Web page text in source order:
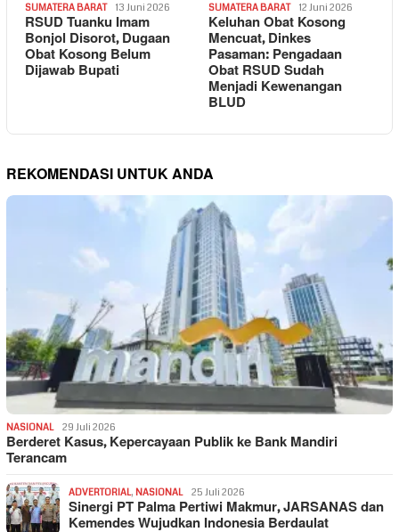
SUMATERA BARAT 13 Juni 2026
RSUD Tuanku Imam
Bonjol Disorot, Dugaan
Obat Kosong Belum
Dijawab Bupati
SUMATERA BARAT 12 Juni 2026
Keluhan Obat Kosong
Mencuat, Dinkes
Pasaman: Pengadaan
Obat RSUD Sudah
Menjadi Kewenangan
BLUD
REKOMENDASI UNTUK ANDA
NASIONAL 29 Juli 2026
Berderet Kasus, Kepercayaan Publik ke Bank Mandiri
Terancam
ADVERTORIAL, NASIONAL 25 Juli 2026
Sinergi PT Palma Pertiwi Makmur, JARSANAS dan
Kemendes Wujudkan Indonesia Berdaulat